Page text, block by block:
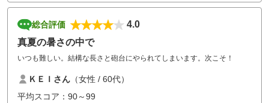
総合評価
4.0
真夏の暑さの中で
いつも難しい。結構な長さと砲台にやられてしまいます。次こそ！
ＫＥＩさん （女性 / 60代）
平均スコア：90～99